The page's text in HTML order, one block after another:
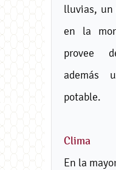
lluvias, un
en la
provee
además
potable.
Clima
En la